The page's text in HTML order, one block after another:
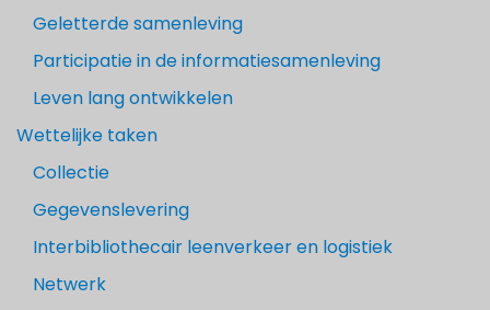
Geletterde samenleving
Participatie in de informatiesamenleving
Leven lang ontwikkelen
Wettelijke taken
Collectie
Gegevenslevering
Interbibliothecair leenverkeer en logistiek
Netwerk